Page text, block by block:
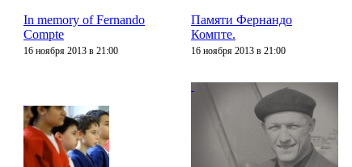
In memory of Fernando
Compte
16 ноября 2013 в 21:00
Памяти Фернандо
Компте.
16 ноября 2013 в 21:00